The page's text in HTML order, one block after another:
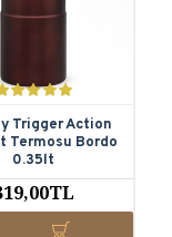
Trigger Action
Termosu Bordo
0.35lt